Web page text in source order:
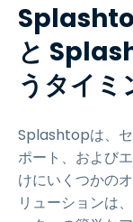
と
うタイミ
Splashtopは、
ポート、および
けにいくつかの
リューションは